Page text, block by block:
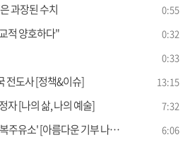
과장된 수치 0:55
적 양호하다" 0:32
0:33
전도사 [정책&이슈] 13:15
자 [나의 삶, 나의 예술] 7:32
소' [아름다운 기부 나누는 세상] 6:06